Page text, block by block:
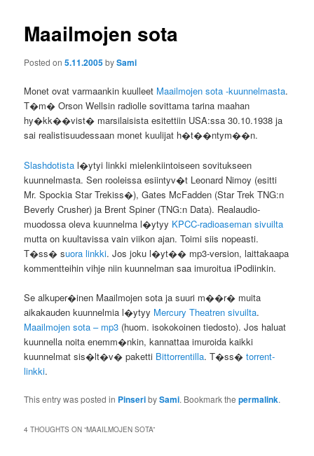
Maailmojen sota
Posted on5.11.2005bySami
Monet ovat varmaankin kuulleet Maailmojen sota -kuunnelmasta.
T�m� Orson Wellsin radiolle sovittama tarina maahan
hy�kk��vist� marsilaisista esitettiin USA:ssa 30.10.1938 ja
sai realistisuudessaan monet kuulijat h�t��ntym��n.
Slashdotista l�ytyi linkki mielenkiintoiseen sovitukseen
kuunnelmasta. Sen rooleissa esiintyv�t Leonard Nimoy (esitti
Mr. Spockia Star Trekiss�), Gates McFadden (Star Trek TNG:n
Beverly Crusher) ja Brent Spiner (TNG:n Data). Realaudio-
muodossa oleva kuunnelma l�ytyy KPCC-radioaseman sivuilta
mutta on kuultavissa vain viikon ajan. Toimi siis nopeasti.
T�ss� suora linkki. Jos joku l�yt�� mp3-version, laittakaapa
kommentteihin vihje niin kuunnelman saa imuroitua iPodiinkin.
Se alkuper�inen Maailmojen sota ja suuri m��r� muita
aikakauden kuunnelmia l�ytyy Mercury Theatren sivuilta.
Maailmojen sota – mp3 (huom. isokokoinen tiedosto). Jos haluat
kuunnella noita enemm�nkin, kannattaa imuroida kaikki
kuunnelmat sis�lt�v� paketti Bittorrentilla. T�ss�torrent-
linkki.
This entry was posted in PinseribySami. Bookmark thepermalink.
4 THOUGHTS ON “MAAILMOJEN SOTA”